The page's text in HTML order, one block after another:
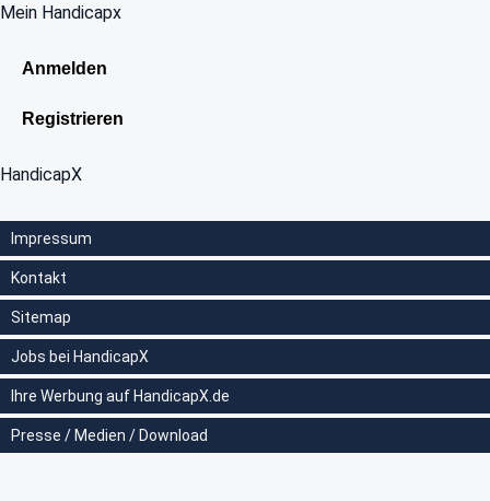
Mein Handicapx
Anmelden
Registrieren
HandicapX
Impressum
Kontakt
Sitemap
Jobs bei HandicapX
Ihre Werbung auf HandicapX.de
Presse / Medien / Download